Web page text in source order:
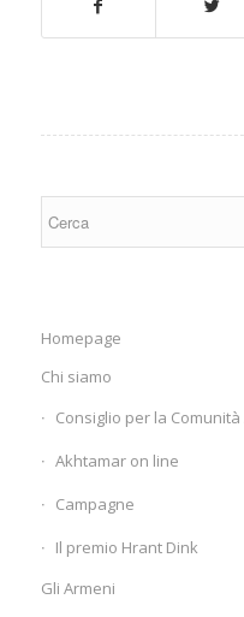
Homepage
Chi siamo
Consiglio per la
Akhtamar on line
Campagne
Il premio Hrant Dink
Gli Armeni